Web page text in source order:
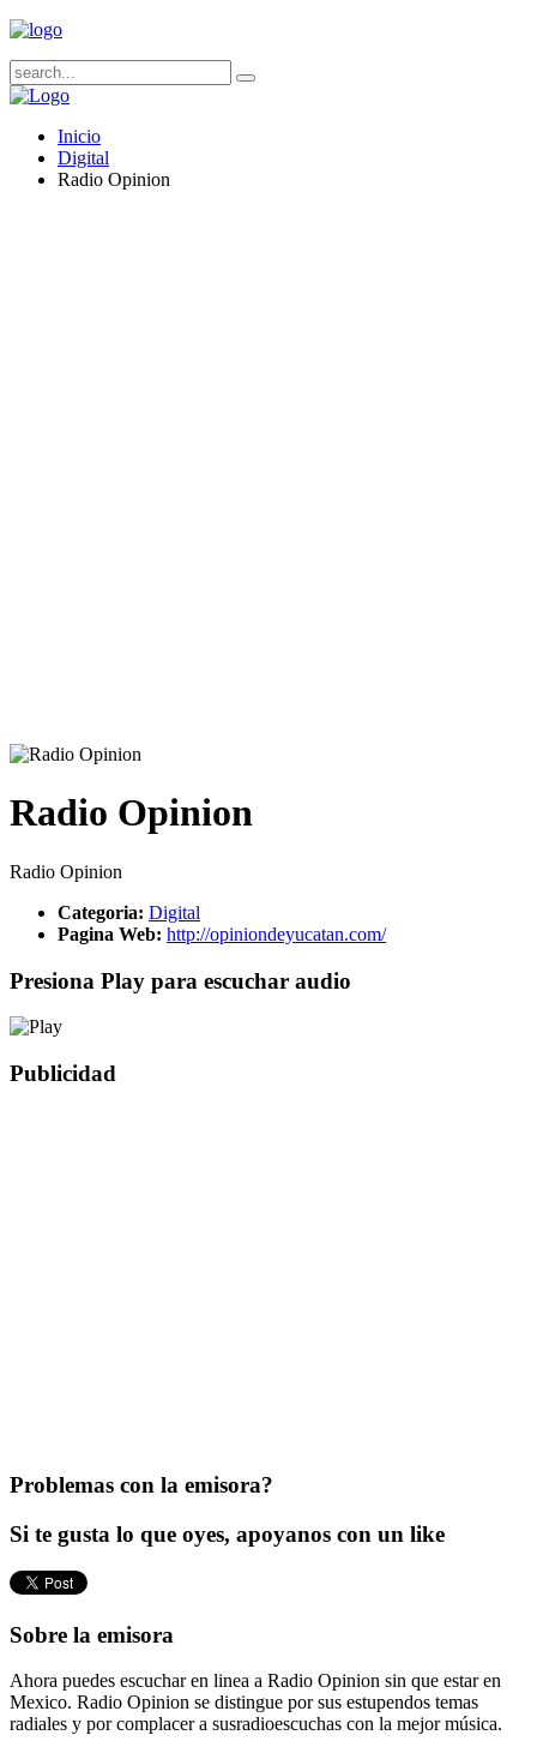
Inicio
Digital
Radio Opinion
Radio Opinion
Radio Opinion
Categoria: Digital
Pagina Web: http://opiniondeyucatan.com/
Presiona Play para escuchar audio
Publicidad
Problemas con la emisora?
Si te gusta lo que oyes, apoyanos con un like
Sobre la emisora
Ahora puedes escuchar en linea a Radio Opinion sin que estar en
Mexico. Radio Opinion se distingue por sus estupendos temas
radiales y por complacer a susradioescuchas con la mejor música.